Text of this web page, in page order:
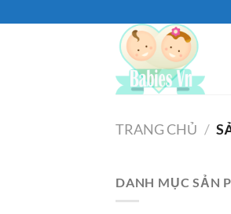
qua
TRANG CHỦ /
DANH MỤC SẢN